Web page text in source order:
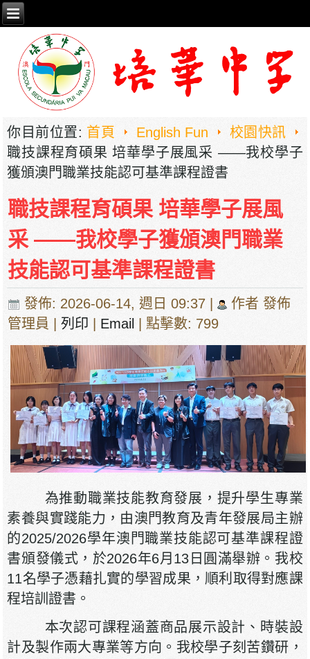
你目前位置: 首頁 English Fun
校園快訊
職技課程育碩果 培華學子展風采 ——我校學子
獲頒澳門職業技能認可基準課程證書
職技課程育碩果 培華學子展風
采 ——我校學子獲頒澳門職業
技能認可基準課程證書
發佈: 2026-06-14, 週日 09:37 |
作者 發佈
管理員
|列印 Email | 點擊數: 799
為推動職業技能教育發展，提升學生專業
素養與實踐能力，由澳門教育及青年發展局主辦
的2025/2026學年澳門職業技能認可基準課程證
書頒發儀式，於2026年6月13日圓滿舉辦。我校
11名學子憑藉扎實的學習成果，順利取得對應課
程培訓證書。
本次認可課程涵蓋商品展示設計、時裝設
計及製作兩大專業等方向。我校學子刻苦鑽研，